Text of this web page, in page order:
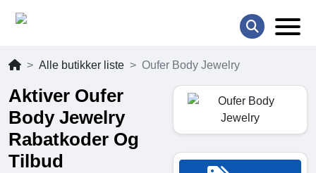
Alle butikker liste Oufer Body Jewelry
Aktiver Oufer
Body Jewelry
Rabatkoder Og
Tilbud